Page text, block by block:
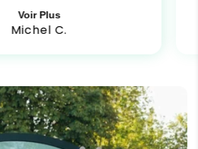
Voir Plus
Michel C.